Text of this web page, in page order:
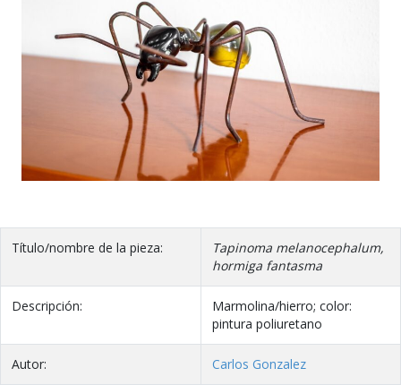
Título/nombre de la pieza:
Tapinoma melanocephalum,
hormiga fantasma
Descripción:
Marmolina/hierro; color:
pintura poliuretano
Autor: Carlos Gonzalez